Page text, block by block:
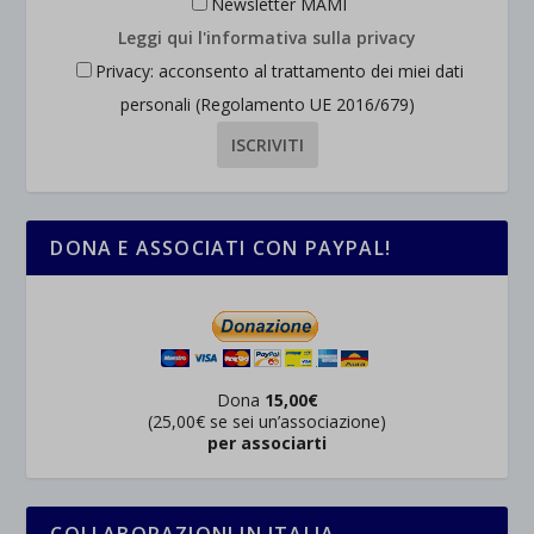
Leggi qui l'informativa sulla privacy
Privacy: acconsento al trattamento dei miei dati
personali (Regolamento UE 2016/679)
DONA E ASSOCIATI CON PAYPAL!
Dona 15,00€
(25,00€ se sei un’associazione)
per associarti